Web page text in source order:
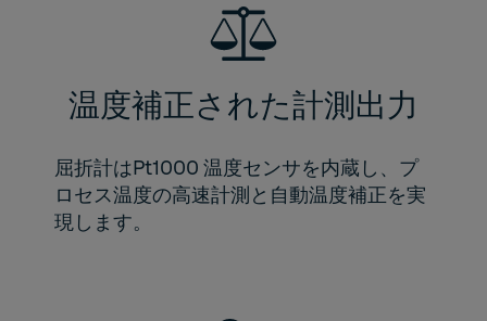
温度補正された計測出力
屈折計はPt1000 温度センサを内蔵し、プ
ロセス温度の高速計測と自動温度補正を実
現します。